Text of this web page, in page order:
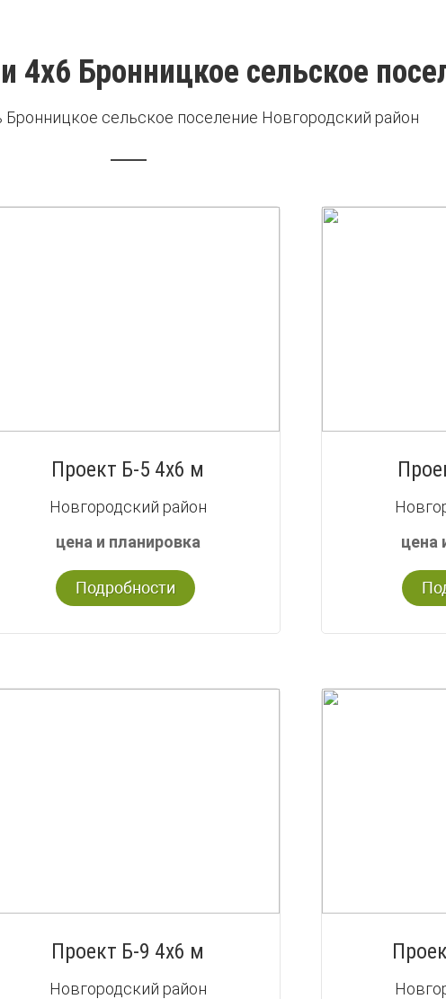
4х6 Бронницкое сельское
сельское поселение Новгородский район
Проект Б-5 4х6 м
Новгородский район
цена и планировка
Подробности
цена
Проект Б-9 4х6 м
Новгородский район